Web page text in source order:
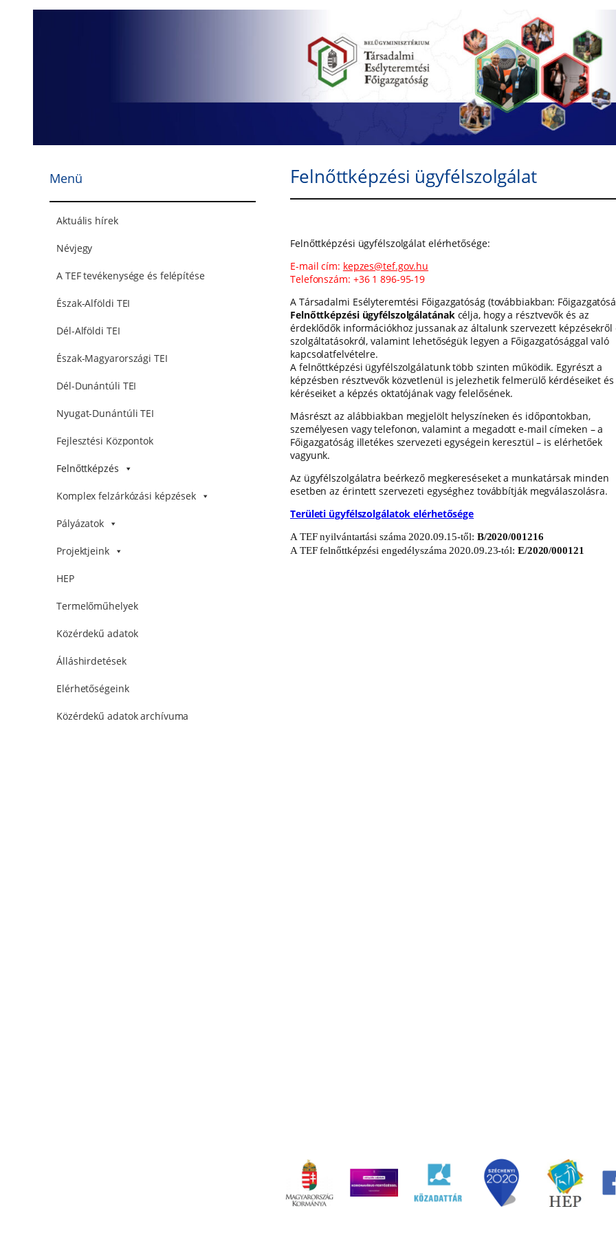
Menü
Aktuális hírek
Névjegy
A TEF tevékenysége és felépítése
Észak-Alföldi TEI
Dél-Alföldi TEI
Észak-Magyarországi TEI
Dél-Dunántúli TEI
Nyugat-Dunántúli TEI
Fejlesztési Központok
Felnőttképzés
Komplex felzárkózási képzések
Pályázatok
Projektjeink
HEP
Termelőműhelyek
Közérdekű adatok
Álláshirdetések
Elérhetőségeink
Közérdekű adatok archívuma
Felnőttképzési ügyfélszolgálat
Felnőttképzési ügyfélszolgálat elérhetősége:
E-mail cím: kepzes@tef.gov.hu
Telefonszám: +36 1 896-95-19
A Társadalmi Esélyteremtési Főigazgatóság (továbbiakban:
Felnőttképzési ügyfélszolgálatánakcélja, hogy a résztvevők és az
érdeklődők információkhoz jussanak az általunk szervezett képzésekről
szolgáltatásokról, valamint lehetőségük legyen a Főigazgatósággal való
kapcsolatfelvételre.
A felnőttképzési ügyfélszolgálatunk több szinten működik. Egyrészt a
képzésben résztvevők közvetlenül is jelezhetik felmerülő kérdéseiket és
kéréseiket a képzés oktatójának vagy felelősének.
Másrészt az alábbiakban megjelölt helyszíneken és időpontokban,
személyesen vagy telefonon, valamint a megadott e-mail címeken – a
Főigazgatóság illetékes szervezeti egységein keresztül – is elérhetőek
vagyunk.
Az ügyfélszolgálatra beérkező megkereséseket a munkatársak minden
esetben az érintett szervezeti egységhez továbbítják megválaszolásra.
Területi ügyfélszolgálatok elérhetősége
A TEF nyilvántartási száma 2020.09.15-től: B/2020/001216
A TEF felnőttképzési engedélyszáma 2020.09.23-tól: E/2020/000121